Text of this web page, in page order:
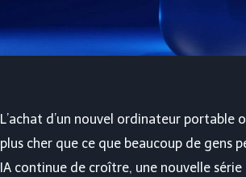
L’achat d’un nouvel ordinateur
plus cher que ce que beaucoup de gens
IA continue de croître, une nouvelle